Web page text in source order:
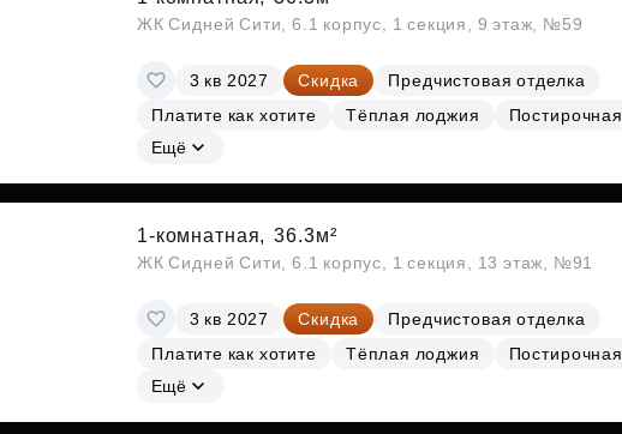
ЖК Сидней Сити, 6.1 корпус, 1 секция, 9 этаж, №59
3 кв 2027 Скидка
Предчистовая отделка
Платите как хотите
Тёплая лоджия
Постирочная
Ещё
1-комнатная, 36.3м²
ЖК Сидней Сити, 6.1 корпус, 1 секция, 13 этаж, №91
3 кв 2027 Скидка
Предчистовая отделка
Платите как хотите
Тёплая лоджия
Постирочная
Ещё